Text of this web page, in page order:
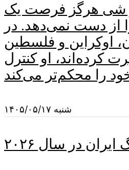
شی هرگز فرصت یک
از دست نمی‌دهد. در
اوکراین و فلسطین
کرده‌اند، او کنترل
شنبه ۱۴۰۵/۰۵/۱۷
در سال ۲۰۲۶